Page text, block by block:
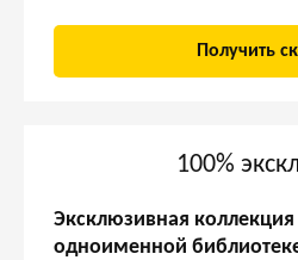
Получить
100%
Эксклюзивная
одноименной